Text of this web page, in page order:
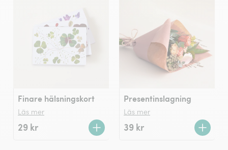
Finare hälsningskort
Läs mer
29 kr
Presentinslagning
Läs mer
39 kr